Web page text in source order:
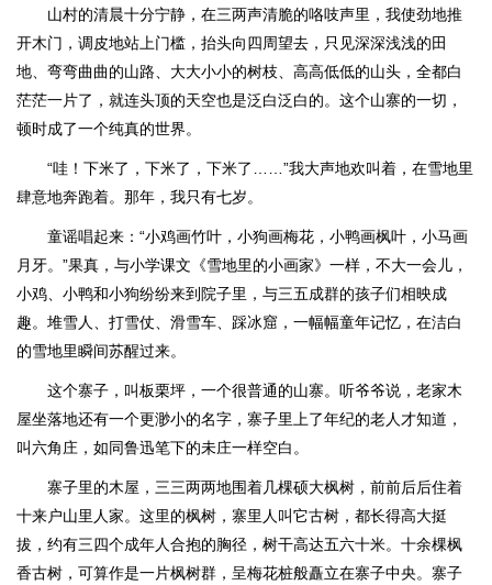
山村的清晨十分宁静，在三两声清脆的咯吱声里，我使劲地推
开木门，调皮地站上门槛，抬头向四周望去，只见深深浅浅的田
地、弯弯曲曲的山路、大大小小的树枝、高高低低的山头，全都白
茫茫一片了，就连头顶的天空也是泛白泛白的。这个山寨的一切，
顿时成了一个纯真的世界。
“哇！下米了，下米了，下米了……”我大声地欢叫着，在雪地里
肆意地奔跑着。那年，我只有七岁。
童谣唱起来：“小鸡画竹叶，小狗画梅花，小鸭画枫叶，小马画
月牙。”果真，与小学课文《雪地里的小画家》一样，不大一会儿，
小鸡、小鸭和小狗纷纷来到院子里，与三五成群的孩子们相映成
趣。堆雪人、打雪仗、滑雪车、踩冰窟，一幅幅童年记忆，在洁白
的雪地里瞬间苏醒过来。
这个寨子，叫板栗坪，一个很普通的山寨。听爷爷说，老家木
屋坐落地还有一个更渺小的名字，寨子里上了年纪的老人才知道，
叫六角庄，如同鲁迅笔下的未庄一样空白。
寨子里的木屋，三三两两地围着几棵硕大枫树，前前后后住着
十来户山里人家。这里的枫树，寨里人叫它古树，都长得高大挺
拔，约有三四个成年人合抱的胸径，树干高达五六十米。十余棵枫
香古树，可算作是一片枫树群，呈梅花桩般矗立在寨子中央。寨子